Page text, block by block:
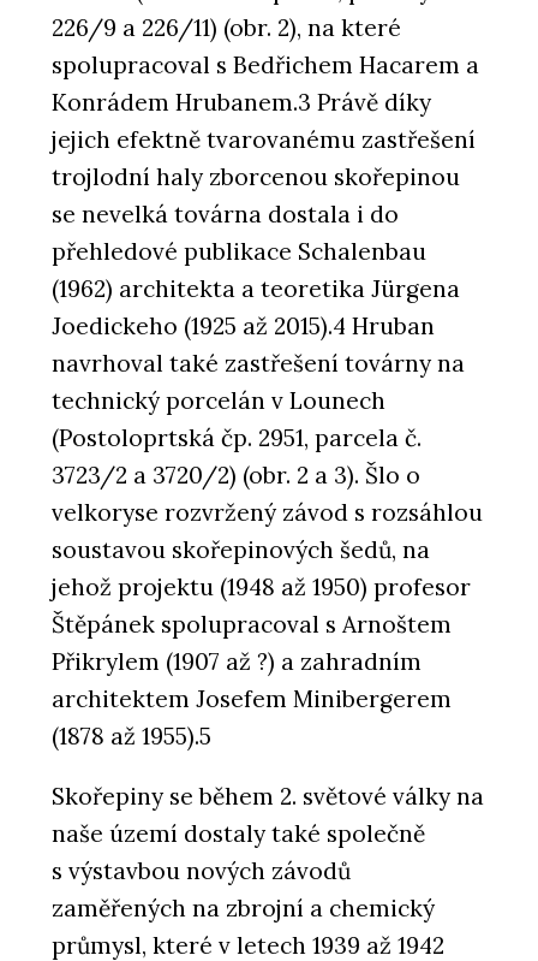
226/9 a 226/11) (obr. 2), na které
spolupracoval s Bedřichem Hacarem a
Konrádem Hrubanem.3 Právě díky
jejich efektně tvarovanému zastřešení
trojlodní haly zborcenou skořepinou
se nevelká továrna dostala i do
přehledové publikace Schalenbau
(1962) architekta a teoretika Jürgena
Joedickeho (1925 až 2015).4 Hruban
navrhoval také zastřešení továrny na
technický porcelán v Lounech
(Postoloprtská čp. 2951, parcela č.
3723/2 a 3720/2) (obr. 2 a 3). Šlo o
velkoryse rozvržený závod s rozsáhlou
soustavou skořepinových šedů, na
jehož projektu (1948 až 1950) profesor
Štěpánek spolupracoval s Arnoštem
Přikrylem (1907 až ?) a zahradním
architektem Josefem Minibergerem
(1878 až 1955).5
Skořepiny se během 2. světové války na
naše území dostaly také společně
s výstavbou nových závodů
zaměřených na zbrojní a chemický
průmysl, které v letech 1939 až 1942